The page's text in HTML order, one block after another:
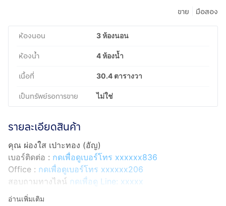
ขาย มือสอง
ห้องนอน 3 ห้องนอน
ห้องน้ำ 4 ห้องน้ำ
เนื้อที่ 30.4 ตารางวา
เป็นทรัพย์รอการขาย ไม่ใช่
รายละเอียดสินค้า
คุณ ผ่องใส เปาะทอง (อัญ)
เบอร์ติดต่อ : กดเพื่อดูเบอร์โทร xxxxxx836
Office : กดเพื่อดูเบอร์โทร xxxxxx206
สอบถามทางไลน์ กดเพื่อดู Line: xxxxx
Line ID: @interhome
อ่านเพิ่มเติม